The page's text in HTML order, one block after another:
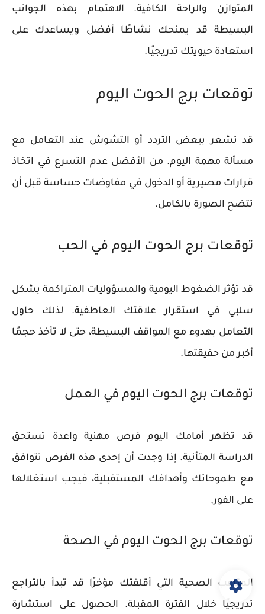
المتوازن والراحة الكافية. الاهتمام بهذه الجوانب
البسيطة قد يمنحك نشاطًا أفضل ويساعدك على
استعادة حيويتك تدريجيًا.
توقعات برج الحوت اليوم
قد تشعر ببعض التردد أو التشوش عند التعامل مع
مسألة مهمة اليوم. من الأفضل عدم التسرع في اتخاذ
قرارات مصيرية أو الدخول في مفاوضات حساسة قبل أن
تتضح الصورة بالكامل.
توقعات برج الحوت اليوم في الحب
قد تؤثر الضغوط اليومية والمسؤوليات المتراكمة بشكل
سلبي في استقرار علاقتك العاطفية. لذلك حاول
التعامل بهدوء مع المواقف البسيطة، حتى لا تأخذ حجمًا
أكبر من حقيقتها.
توقعات برج الحوت اليوم في العمل
قد تظهر أمامك اليوم فرص مهنية واعدة تستحق
الدراسة المتأنية. إذا وجدت أن إحدى هذه الفرص تتوافق
مع طموحاتك وأهدافك المستقبلية، فيجب استغلالها
على الفور.
توقعات برج الحوت اليوم في الصحة
المتاعب الصحية التي أقلقتك مؤخرًا قد تبدأ بالتراجع
تدريجيًا خلال الفترة المقبلة. الحصول على استشارة